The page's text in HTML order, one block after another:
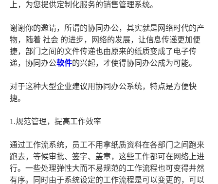
上，为您提供定制化服务的销售管理系统。
谢谢你的邀请，所谓的协同办公，其实就是网络时代的产
物，随着 社会 的进步，网络的发展，让信息传递更加便
捷，部门之间的文件传递也由原来的纸质变成了电子传
递，协同办公软件的兴起，才使得协同办公成为可能。
对于这种大型企业建议用协同办公系统，特点是方便快
捷。
1.规范管理，提高工作效率
通过工作流系统，员工不用拿纸质资料在各部门之间跑来
跑去，等候审批、签字、盖章，这些工作都可在网络上进
行。一些处理弹性大而不易规范的工作流程也可变得井然
有序。同时由于系统设定的工作流程是可以变更的，可以